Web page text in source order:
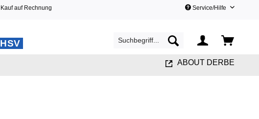
Kauf auf Rechnung Service/Hilfe
HSV
ABOUT DERBE